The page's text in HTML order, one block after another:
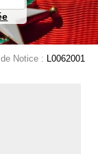
de Notice : L0062001